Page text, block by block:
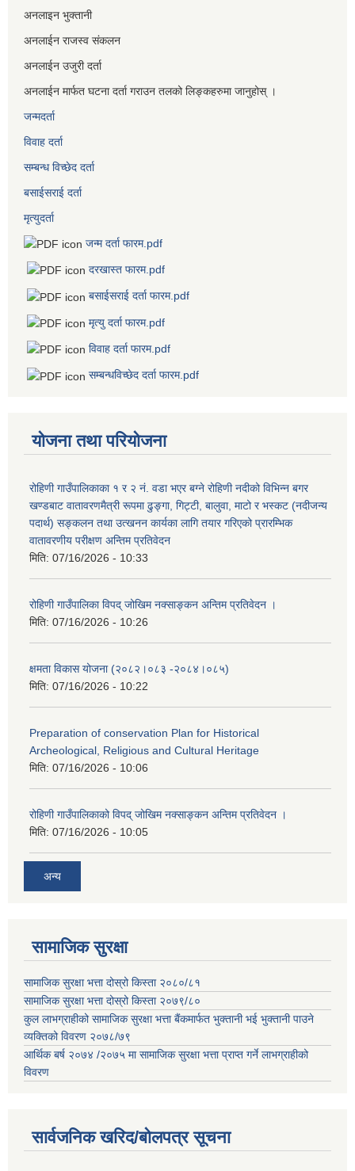
अनलाइन भुक्तानी
अनलाईन राजस्व संकलन
अनलाईन उजुरी दर्ता
अनलाईन मार्फत घटना दर्ता गराउन तलको लिङ्कहरुमा जानुहोस् ।
जन्मदर्ता
विवाह दर्ता
सम्बन्ध विच्छेद दर्ता
बसाईसराई दर्ता
मृत्युदर्ता
जन्म दर्ता फारम.pdf
दरखास्त फारम.pdf
बसाईसराई दर्ता फारम.pdf
मृत्यु दर्ता फारम.pdf
विवाह दर्ता फारम.pdf
सम्बन्धविच्छेद दर्ता फारम.pdf
योजना तथा परियोजना
रोहिणी गाउँपालिकाका १ र २ नं. वडा भएर बग्ने रोहिणी नदीको विभिन्न बगर
खण्डबाट वातावरणमैत्री रूपमा ढुङ्गा, गिट्टी, बालुवा, माटो र भस्कट (नदीजन्य
पदार्थ) सङ्कलन तथा उत्खनन कार्यका लागि तयार गरिएको प्रारम्भिक
वातावरणीय परीक्षण अन्तिम प्रतिवेदन
मिति: 07/16/2026 - 10:33
रोहिणी गाउँपालिका विपद् जोखिम नक्साङ्कन अन्तिम प्रतिवेदन ।
मिति: 07/16/2026 - 10:26
क्षमता विकास योजना (२०८२।०८३‍ -२०८४।०८५)
मिति: 07/16/2026 - 10:22
Preparation of conservation Plan for Historical
Archeological, Religious and Cultural Heritage
मिति: 07/16/2026 - 10:06
रोहिणी गाउँपालिकाको विपद् जोखिम नक्साङ्कन अन्तिम प्रतिवेदन ।
मिति: 07/16/2026 - 10:05
अन्य
सामाजिक सुरक्षा
सामाजिक सुरक्षा भत्ता दोस्रो किस्ता २०८०/८१
सामाजिक सुरक्षा भत्ता दोस्रो किस्ता २०७९/८०
कुल लाभग्राहीको सामाजिक सुरक्षा भत्ता बैंकमार्फत भुक्तानी भई भुक्तानी पाउने
व्यक्तिको विवरण २०७८/७९
आर्थिक बर्ष २०७४ /२०७५ मा सामाजिक सुरक्षा भत्ता प्राप्त गर्ने लाभग्राहीको
विवरण
सार्वजनिक खरिद/बोलपत्र सूचना